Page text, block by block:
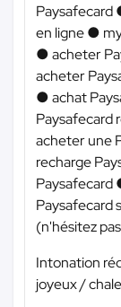
Paysafecard
en ligne ●
● acheter
acheter
● achat
Paysafecard
acheter une
recharge
(n'hésitez
Intonation
joyeux /